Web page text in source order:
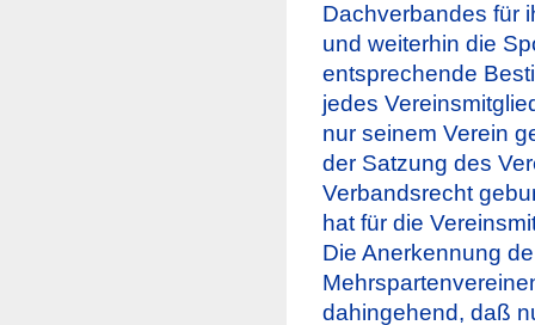
Dachverbandes für
und weiterhin die
entsprechende
jedes
nur seinem Verein
der Satzung des
Verbandsrecht
hat für die
Die Anerkennung
dahingehend, daß